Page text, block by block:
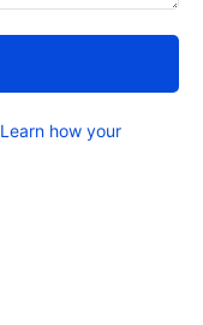
Learn how your